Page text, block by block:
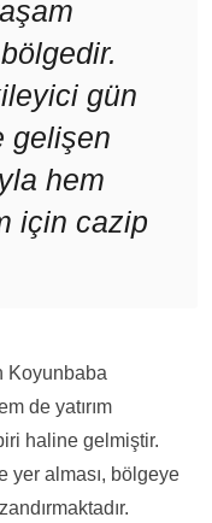
gün
gelişen
hem
için cazip
Koyunbaba
de yatırım
haline gelmiştir.
yer alması, bölgeye